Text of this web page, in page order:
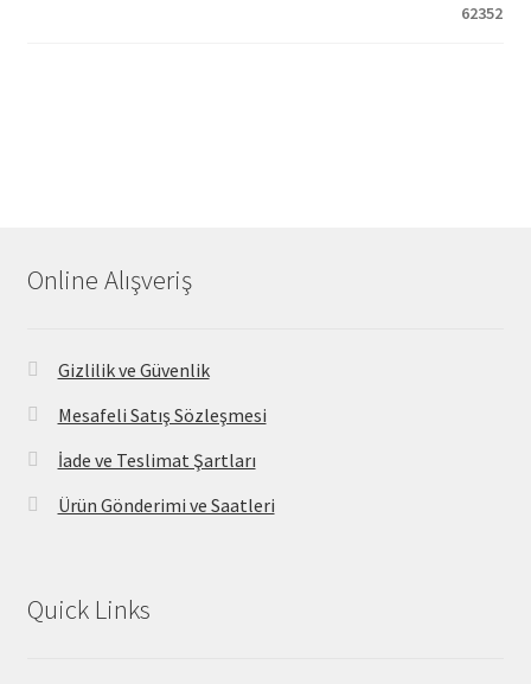
Online Alışveriş
Gizlilik ve Güvenlik
Mesafeli Satış Sözleşmesi
İade ve Teslimat Şartları
Ürün Gönderimi ve Saatleri
Quick Links